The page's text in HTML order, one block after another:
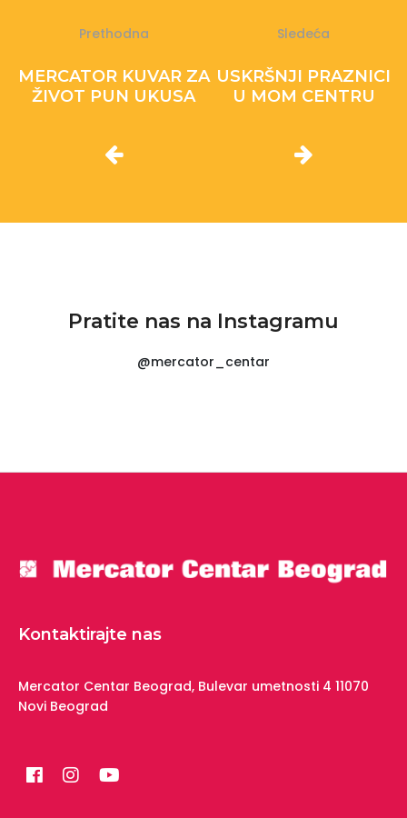
Prethodna
MERCATOR KUVAR ZA
ŽIVOT PUN UKUSA
Sledeća
USKRŠNJI PRAZNICI
U MOM CENTRU
Pratite nas na Instagramu
@mercator_centar
Kontaktirajte nas
Mercator Centar Beograd, Bulevar umetnosti 4 11070
Novi Beograd